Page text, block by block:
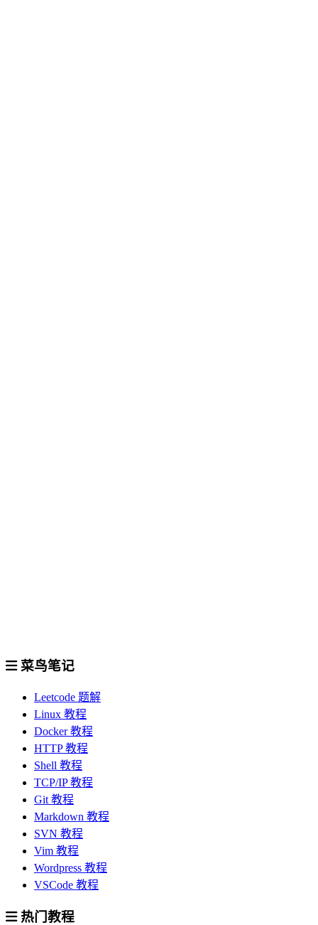
菜鸟笔记
Leetcode 题解
Linux 教程
Docker 教程
HTTP 教程
Shell 教程
TCP/IP 教程
Git 教程
Markdown 教程
SVN 教程
Vim 教程
Wordpress 教程
VSCode 教程
热门教程